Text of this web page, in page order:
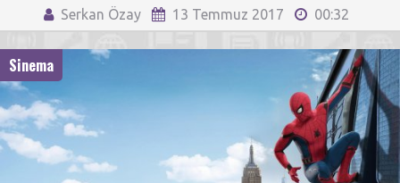
Serkan Özay 13 Temmuz 2017 00:32
Sinema